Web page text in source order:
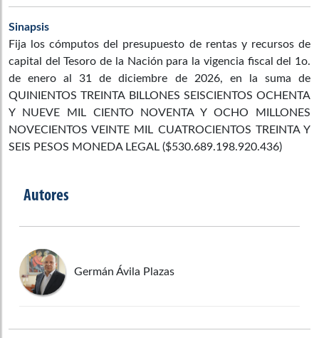
Sinapsis
Fija los cómputos del presupuesto de rentas y recursos de
capital del Tesoro de la Nación para la vigencia fiscal del 1o.
de enero al 31 de diciembre de 2026, en la suma de
QUINIENTOS TREINTA BILLONES SEISCIENTOS OCHENTA
Y NUEVE MIL CIENTO NOVENTA Y OCHO MILLONES
NOVECIENTOS VEINTE MIL CUATROCIENTOS TREINTA Y
SEIS PESOS MONEDA LEGAL ($530.689.198.920.436)
Autores
Germán Ávila Plazas